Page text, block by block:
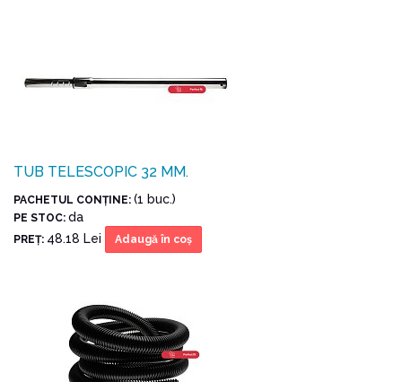
TUB TELESCOPIC 32 MM.
PACHETUL CONŢINE: (1 buc.)
PE STOC: da
PREŢ: 48.18 Lei Adaugă în coş